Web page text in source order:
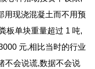
用现浇混凝土而不用预
板单块重量超过 1 吨,
元,相比当时的行业
不会说谎,数据不会说